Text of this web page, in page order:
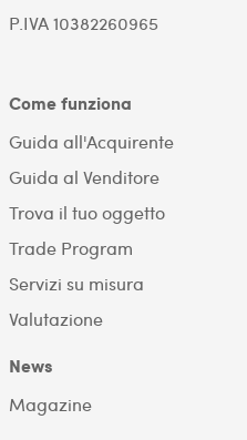
P.IVA 10382260965
Come funziona
Guida all'Acquirente
Guida al Venditore
Trova il tuo oggetto
Trade Program
Servizi su misura
Valutazione
News
Magazine